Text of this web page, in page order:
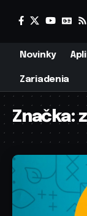
Novinky
Zariadenia
Značka: